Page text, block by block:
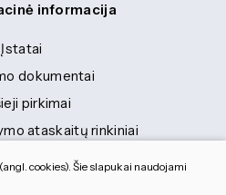
informacija
Įstatai
dokumentai
pirkimai
ataskaitų rinkiniai
rinkiniai
automobiliai
cookies). Šie slapukai naudojami